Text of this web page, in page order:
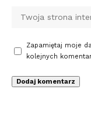
Zapamiętaj moje
kolejnych